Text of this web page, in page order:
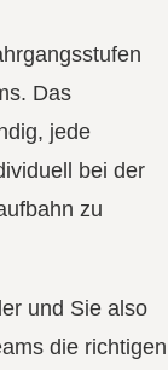
Das
jede
bei der
zu
und Sie also
die richtigen